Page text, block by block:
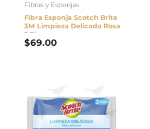
Fibras y Esponjas
Fibra Esponja Scotch Brite
3M Limpieza Delicada Rosa
2 Piezas
$69.00